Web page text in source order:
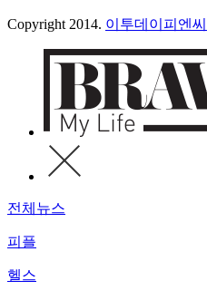
Copyright 2014. 이투데이피엔씨
전체뉴스
피플
헬스